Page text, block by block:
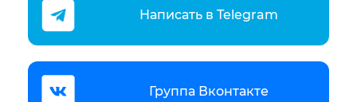
Написать в Telegram
Группа Вконтакте